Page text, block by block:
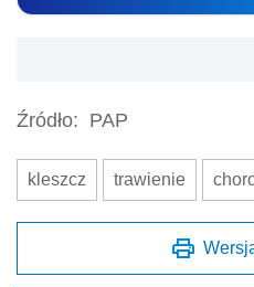
Źródło: PAP
kleszcz trawienie